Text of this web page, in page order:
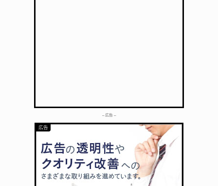
– 広告 –